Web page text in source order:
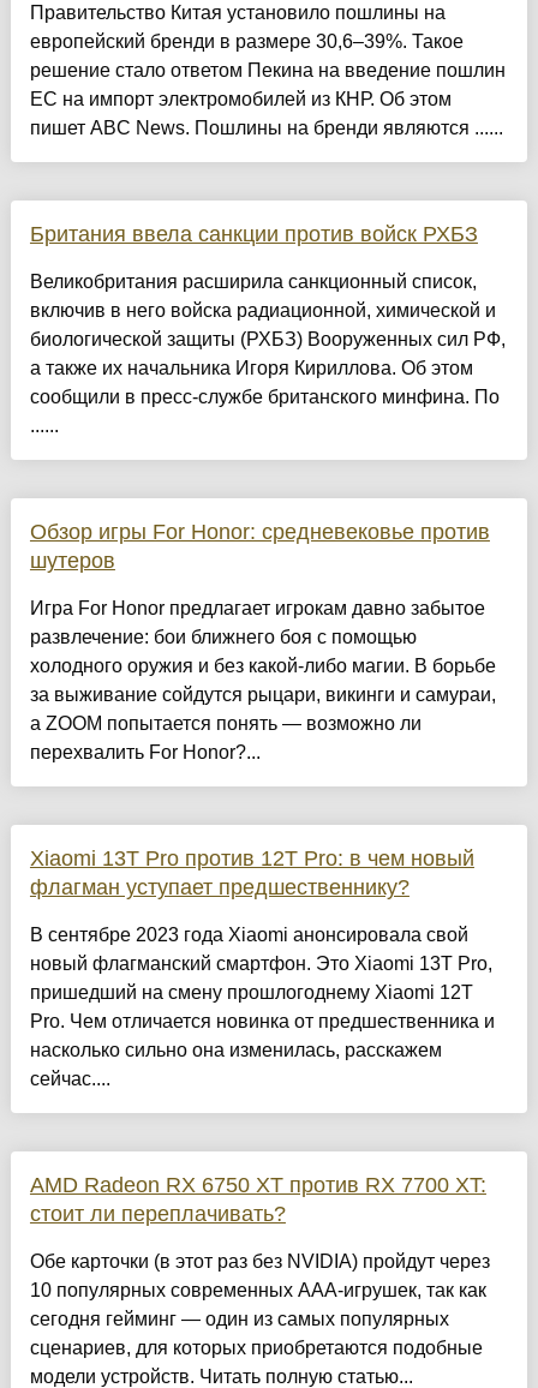
Правительство Китая установило пошлины на
европейский бренди в размере 30,6–39%. Такое
решение стало ответом Пекина на введение пошлин
ЕС на импорт электромобилей из КНР. Об этом
пишет ABC News. Пошлины на бренди являются ......
Британия ввела санкции против войск РХБЗ
Великобритания расширила санкционный список,
включив в него войска радиационной, химической и
биологической защиты (РХБЗ) Вооруженных сил РФ,
а также их начальника Игоря Кириллова. Об этом
сообщили в пресс-службе британского минфина. По
......
Обзор игры For Honor: средневековье против
шутеров
Игра For Honor предлагает игрокам давно забытое
развлечение: бои ближнего боя с помощью
холодного оружия и без какой-либо магии. В борьбе
за выживание сойдутся рыцари, викинги и самураи,
а ZOOM попытается понять — возможно ли
перехвалить For Honor?...
Xiaomi 13T Pro против 12T Pro: в чем новый
флагман уступает предшественнику?
В сентябре 2023 года Xiaomi анонсировала свой
новый флагманский смартфон. Это Xiaomi 13T Pro,
пришедший на смену прошлогоднему Xiaomi 12T
Pro. Чем отличается новинка от предшественника и
насколько сильно она изменилась, расскажем
сейчас....
AMD Radeon RX 6750 XT против RX 7700 XT:
стоит ли переплачивать?
Обе карточки (в этот раз без NVIDIA) пройдут через
10 популярных современных AAA-игрушек, так как
сегодня гейминг — один из самых популярных
сценариев, для которых приобретаются подобные
модели устройств. Читать полную статью...